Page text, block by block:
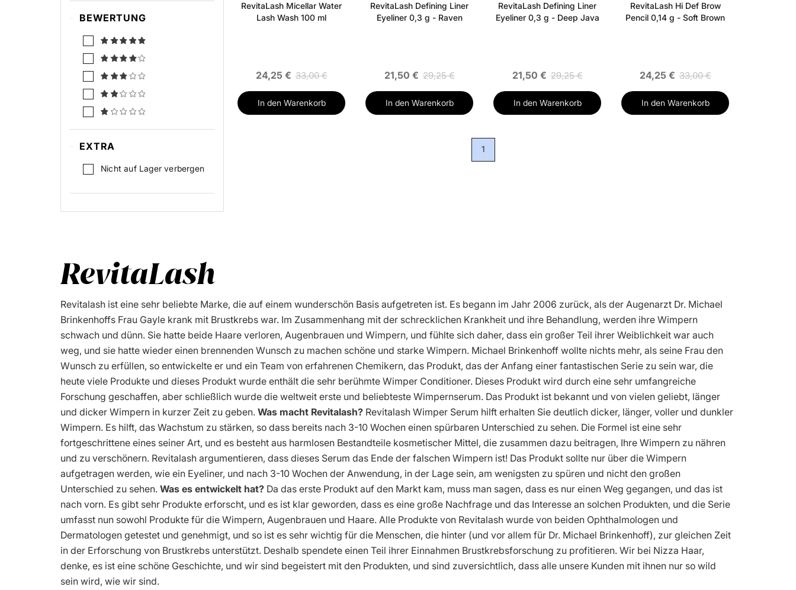
BEWERTUNG
EXTRA
Nicht auf Lager verbergen
RevitaLash Micellar Water
Lash Wash 100 ml
24,25 € 33,00 €
In den Warenkorb
RevitaLash Defining Liner
Eyeliner 0,3 g - Raven
21,50 € 29,25 €
In den Warenkorb
RevitaLash Defining Liner
Eyeliner 0,3 g - Deep Java
21,50 € 29,25 €
In den Warenkorb
RevitaLash Hi Def Brow
Pencil 0,14 g - Soft Brown
24,25 € 33,00 €
In den Warenkorb
1
RevitaLash
Revitalash ist eine sehr beliebte Marke, die auf einem wunderschön Basis aufgetreten ist. Es begann im Jahr 2006 zurück, als der Augenarzt Dr. Michael
Brinkenhoffs Frau Gayle krank mit Brustkrebs war. Im Zusammenhang mit der schrecklichen Krankheit und ihre Behandlung, werden ihre Wimpern
schwach und dünn. Sie hatte beide Haare verloren, Augenbrauen und Wimpern, und fühlte sich daher, dass ein großer Teil ihrer Weiblichkeit war auch
weg, und sie hatte wieder einen brennenden Wunsch zu machen schöne und starke Wimpern. Michael Brinkenhoff wollte nichts mehr, als seine Frau den
Wunsch zu erfüllen, so entwickelte er und ein Team von erfahrenen Chemikern, das Produkt, das der Anfang einer fantastischen Serie zu sein war, die
heute viele Produkte und dieses Produkt wurde enthält die sehr berühmte Wimper Conditioner. Dieses Produkt wird durch eine sehr umfangreiche
Forschung geschaffen, aber schließlich wurde die weltweit erste und beliebteste Wimpernserum. Das Produkt ist bekannt und von vielen geliebt, länger
und dicker Wimpern in kurzer Zeit zu geben. Was macht Revitalash? Revitalash Wimper Serum hilft erhalten Sie deutlich dicker, länger, voller und dunkler
Wimpern. Es hilft, das Wachstum zu stärken, so dass bereits nach 3-10 Wochen einen spürbaren Unterschied zu sehen. Die Formel ist eine sehr
fortgeschrittene eines seiner Art, und es besteht aus harmlosen Bestandteile kosmetischer Mittel, die zusammen dazu beitragen, Ihre Wimpern zu nähren
und zu verschönern. Revitalash argumentieren, dass dieses Serum das Ende der falschen Wimpern ist! Das Produkt sollte nur über die Wimpern
aufgetragen werden, wie ein Eyeliner, und nach 3-10 Wochen der Anwendung, in der Lage sein, am wenigsten zu spüren und nicht den großen
Unterschied zu sehen. Was es entwickelt hat? Da das erste Produkt auf den Markt kam, muss man sagen, dass es nur einen Weg gegangen, und das ist
nach vorn. Es gibt sehr Produkte erforscht, und es ist klar geworden, dass es eine große Nachfrage und das Interesse an solchen Produkten, und die Serie
umfasst nun sowohl Produkte für die Wimpern, Augenbrauen und Haare. Alle Produkte von Revitalash wurde von beiden Ophthalmologen und
Dermatologen getestet und genehmigt, und so ist es sehr wichtig für die Menschen, die hinter (und vor allem für Dr. Michael Brinkenhoff), zur gleichen Zeit
in der Erforschung von Brustkrebs unterstützt. Deshalb spendete einen Teil ihrer Einnahmen Brustkrebsforschung zu profitieren. Wir bei Nizza Haar,
denke, es ist eine schöne Geschichte, und wir sind begeistert mit den Produkten, und sind zuversichtlich, dass alle unsere Kunden mit ihnen nur so wild
sein wird, wie wir sind.